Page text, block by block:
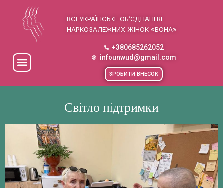
ВСЕУКРАЇНСЬКЕ ОБ’ЄДНАННЯ
НАРКОЗАЛЕЖНИХ ЖІНОК «ВОНА»
+380685262052
infounwud@gmail.com
ЗРОБИТИ ВНЕСОК
Світло підтримки